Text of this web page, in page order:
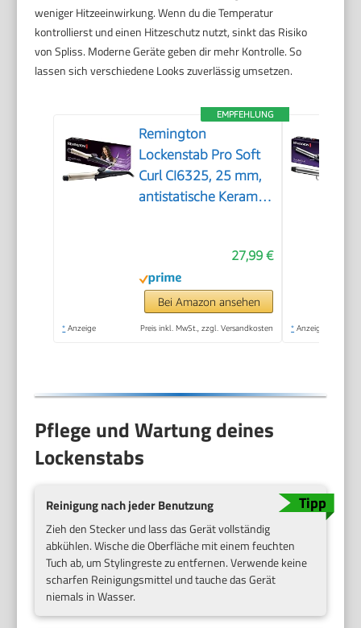
weniger Hitzeeinwirkung. Wenn du die Temperatur
kontrollierst und einen Hitzeschutz nutzt, sinkt das Risiko
von Spliss. Moderne Geräte geben dir mehr Kontrolle. So
lassen sich verschiedene Looks zuverlässig umsetzen.
EMPFEHLUNG
Remington
Lockenstab Pro Soft
Curl CI6325, 25 mm,
antistatische Keramik-
schwarz/creme | 1er
Pack
27,99 €
Bei Amazon ansehen
* Anzeige Preis inkl. MwSt., zzgl. Versandkosten * Anzeige
Pflege und Wartung deines
Lockenstabs
Reinigung nach jeder Benutzung
Zieh den Stecker und lass das Gerät vollständig
abkühlen. Wische die Oberfläche mit einem feuchten
Tuch ab, um Stylingreste zu entfernen. Verwende keine
scharfen Reinigungsmittel und tauche das Gerät
niemals in Wasser.